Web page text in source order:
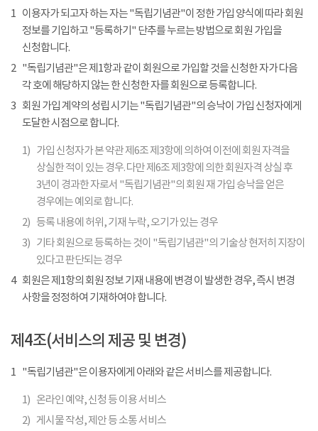
1 이용자가 되고자 하는 자는 "독립기념관"이 정한 가입 양식에 따라 회원
정보를 기입하고 "등록하기" 단추를 누르는 방법으로 회원 가입을
신청합니다.
2 "독립기념관"은 제1항과 같이 회원으로 가입할 것을 신청한 자가 다음
각 호에 해당하지 않는 한 신청한 자를 회원으로 등록합니다.
3 회원 가입 계약의 성립 시기는 "독립기념관"의 승낙이 가입 신청자에게
도달한 시점으로 합니다.
1) 가입 신청자가 본 약관 제6조 제3항에 의하여 이전에 회원 자격을
상실한 적이 있는 경우. 다만 제6조 제3항에 의한 회원자격 상실 후
3년이 경과한 자로서 "독립기념관"의 회원 재 가입 승낙을 얻은
경우에는 예외로 합니다.
2) 등록 내용에 허위, 기재 누락, 오기가 있는 경우
3) 기타 회원으로 등록하는 것이 "독립기념관"의 기술상 현저히 지장이
있다고 판단되는 경우
4
회원은 제1항의 회원 정보 기재 내용에 변경 이 발생한 경우, 즉시 변경
사항을 정정하여 기재하여야 합니다.
제4조(서비스의 제공 및 변경)
1 "독립기념관"은 이용자에게 아래와 같은 서비스를 제공합니다.
1) 온라인 예약, 신청 등 이용 서비스
2) 게시물 작성, 제안 등 소통 서비스